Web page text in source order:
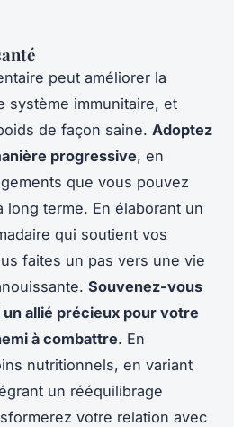
peut améliorer la
système immunitaire, et
de façon saine. Adoptez
progressive, en
que vous pouvez
long terme. En élaborant un
qui soutient vos
faites un pas vers une vie
Souvenez-vous
un allié précieux pour votre
à combattre. En
nutritionnels, en variant
un rééquilibrage
votre relation avec